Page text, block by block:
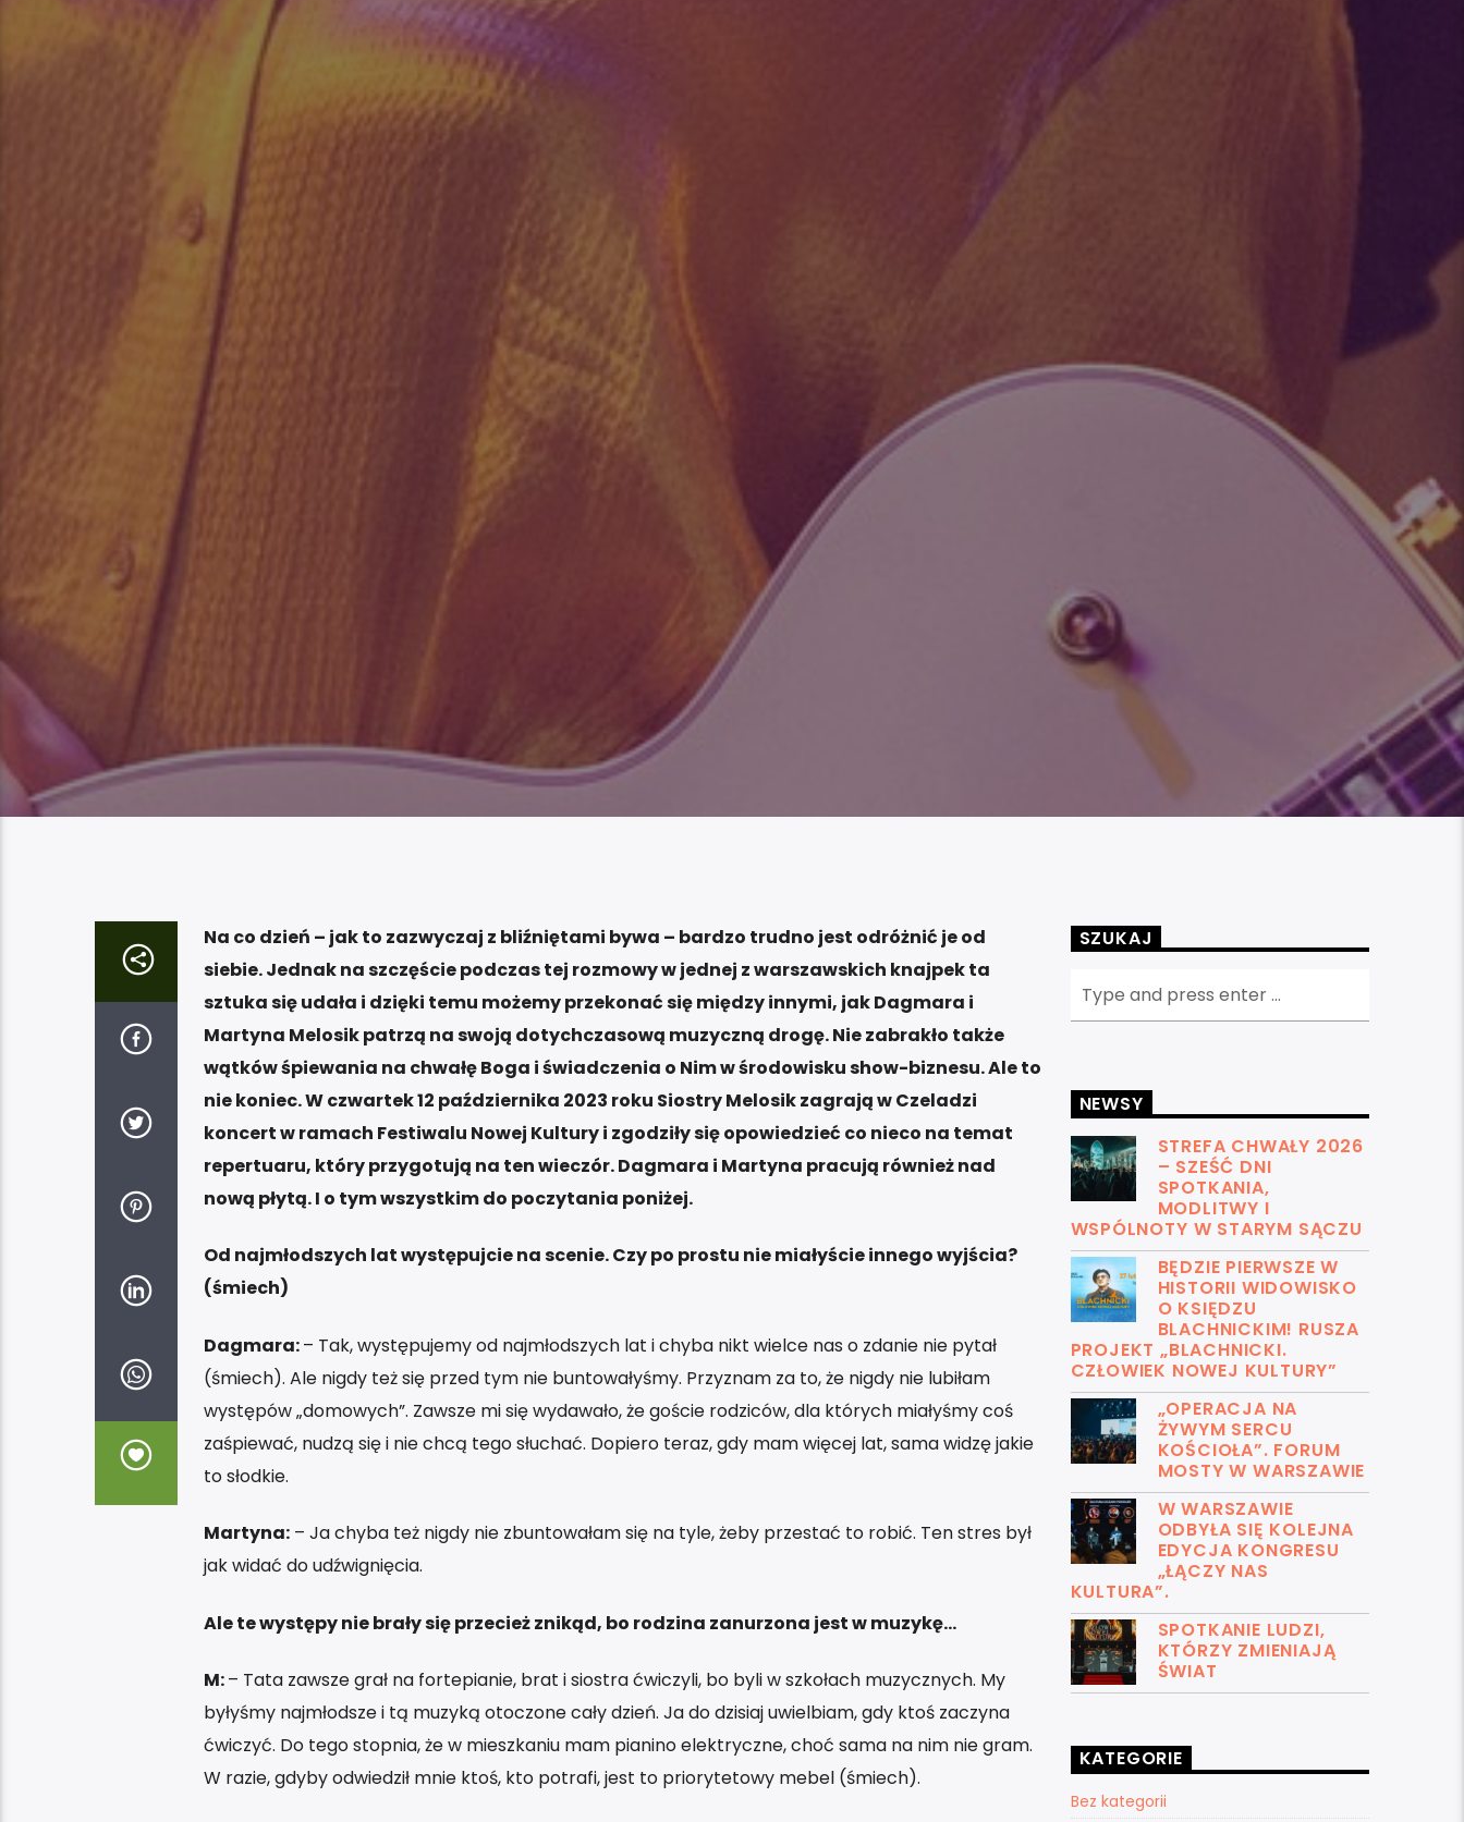
Na co dzień – jak to zazwyczaj z bliźniętami bywa – bardzo trudno jest odróżnić je od
siebie. Jednak na szczęście podczas tej rozmowy w jednej z warszawskich knajpek ta
sztuka się udała i dzięki temu możemy przekonać się między innymi, jak Dagmara i
Martyna Melosik patrzą na swoją dotychczasową muzyczną drogę. Nie zabrakło także
wątków śpiewania na chwałę Boga i świadczenia o Nim w środowisku show-biznesu. Ale to
nie koniec. W czwartek 12 października 2023 roku Siostry Melosik zagrają w Czeladzi
koncert w ramach Festiwalu Nowej Kultury i zgodziły się opowiedzieć co nieco na temat
repertuaru, który przygotują na ten wieczór. Dagmara i Martyna pracują również nad
nową płytą. I o tym wszystkim do poczytania poniżej.
Od najmłodszych lat występujcie na scenie. Czy po prostu nie miałyście innego wyjścia?
(śmiech)
Dagmara:– Tak, występujemy od najmłodszych lat i chyba nikt wielce nas o zdanie nie pytał
(śmiech). Ale nigdy też się przed tym nie buntowałyśmy. Przyznam za to, że nigdy nie lubiłam
występów „domowych”. Zawsze mi się wydawało, że goście rodziców, dla których miałyśmy coś
zaśpiewać, nudzą się i nie chcą tego słuchać. Dopiero teraz, gdy mam więcej lat, sama widzę jakie
to słodkie.
Martyna:– Ja chyba też nigdy nie zbuntowałam się na tyle, żeby przestać to robić. Ten stres był
jak widać do udźwignięcia.
Ale te występy nie brały się przecież znikąd, bo rodzina zanurzona jest w muzykę…
M:– Tata zawsze grał na fortepianie, brat i siostra ćwiczyli, bo byli w szkołach muzycznych. My
byłyśmy najmłodsze i tą muzyką otoczone cały dzień. Ja do dzisiaj uwielbiam, gdy ktoś zaczyna
ćwiczyć. Do tego stopnia, że w mieszkaniu mam pianino elektryczne, choć sama na nim nie gram.
W razie, gdyby odwiedził mnie ktoś, kto potrafi, jest to priorytetowy mebel (śmiech).
SZUKAJ
NEWSY
STREFA CHWAŁY 2026
– SZEŚĆ DNI
SPOTKANIA,
MODLITWY I
WSPÓLNOTY W STARYM SĄCZU
BĘDZIE PIERWSZE W
HISTORII WIDOWISKO
O KSIĘDZU
BLACHNICKIM! RUSZA
PROJEKT „BLACHNICKI.
CZŁOWIEK NOWEJ KULTURY”
„OPERACJA NA
ŻYWYM SERCU
KOŚCIOŁA”. FORUM
MOSTY W WARSZAWIE
W WARSZAWIE
ODBYŁA SIĘ KOLEJNA
EDYCJA KONGRESU
„ŁĄCZY NAS
KULTURA”.
SPOTKANIE LUDZI,
KTÓRZY ZMIENIAJĄ
ŚWIAT
KATEGORIE
Bez kategorii